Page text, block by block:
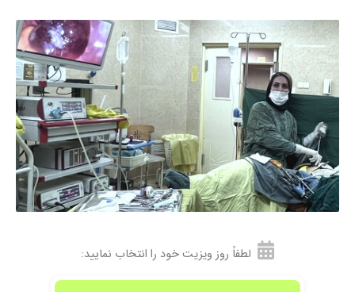
دکتر بسیار خوبی هستند ۱۴۰۴/۰۴/۲۱
فامیلیم ۱۴۰۲/۰۱/۱۸
جلسه اول بود راضی بودم ۱۴۰۳/۰۶/۱۱
من اولین بار رفتم پیش دکتر عالی بودن هم کارشون
و هم خیلی پر انرژی و مهربون بودن
۱۴۰۴/۱۱/۰۱
بسیار دکتر مهربان و مجرب ۱۴۰۴/۰۲/۲۰
دکتر خیلی خوب و با اخلاق و به روزی هستند ۱۴۰۴/۰۵/۲۰
عالی و دوست داشتنی ۱۴۰۳/۰۳/۲۴
پزشک بسا ۱۴۰۲/۰۷/۰۴
پزشک بسیار خوش برخورد ومهربانی هستن و کامل
لطفاً روز ویزیت خود را انتخاب نمایید: